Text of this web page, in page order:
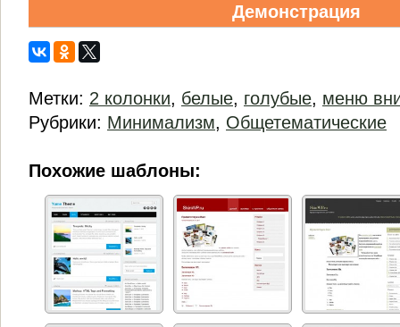
Демонстрация
Метки: 2 колонки, белые, голубые, меню
Рубрики: Минимализм, Общетематические
Похожие шаблоны: